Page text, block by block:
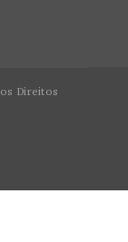
Direitos